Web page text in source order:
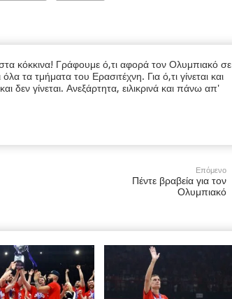
κόκκινα! Γράφουμε ό,τι αφορά τον Ολυμπιακό σε
τα τμήματα του Ερασιτέχνη. Για ό,τι γίνεται και
και δεν γίνεται. Ανεξάρτητα, ειλικρινά και πάνω απ'
Επόμενο
Πέντε βραβεία για τον
Ολυμπιακό